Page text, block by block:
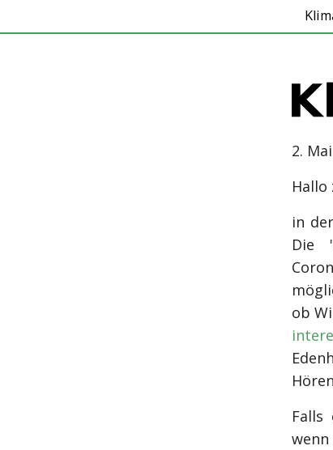
2.
Hallo
in
Die
ob